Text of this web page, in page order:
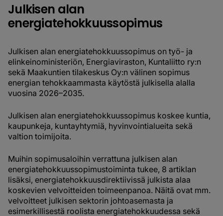
Julkisen alan
energiatehokkuussopimus
Julkisen alan energiatehokkuussopimus on työ- ja
elinkeinoministeriön, Energiaviraston, Kuntaliitto ry:n
sekä Maakuntien tilakeskus Oy:n välinen sopimus
energian tehokkaammasta käytöstä julkisella alalla
vuosina 2026–2035.
Julkisen alan energiatehokkuussopimus koskee kuntia,
kaupunkeja, kuntayhtymiä, hyvinvointialueita sekä
valtion toimijoita.
Muihin sopimusaloihin verrattuna julkisen alan
energiatehokkuussopimustoiminta tukee, 8 artiklan
lisäksi, energiatehokkuusdirektiivissä julkista alaa
koskevien velvoitteiden toimeenpanoa. Näitä ovat mm.
velvoitteet julkisen sektorin johtoasemasta ja
esimerkillisestä roolista energiatehokkuudessa sekä